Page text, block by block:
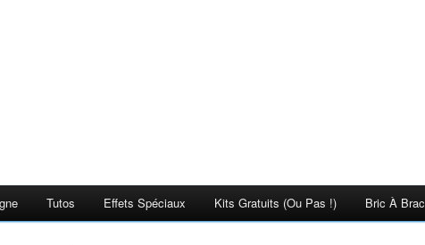
Tutos Effets Spéciaux Kits Gratuits (ou Pas !) Bric À Brac